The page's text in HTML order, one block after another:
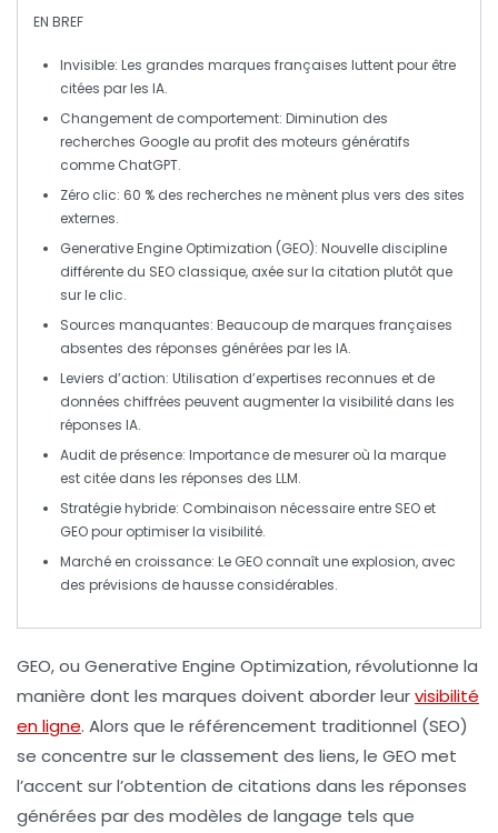
EN BREF
Invisible: Les grandes marques françaises luttent pour être
citées par les IA.
Changement de comportement: Diminution des
recherches Google au profit des moteurs génératifs
comme ChatGPT.
Zéro clic: 60 % des recherches ne mènent plus vers des sites
externes.
Generative Engine Optimization (GEO): Nouvelle discipline
différente du SEO classique, axée sur la citation plutôt que
sur le clic.
Sources manquantes: Beaucoup de marques françaises
absentes des réponses générées par les IA.
Leviers d’action: Utilisation d’expertises reconnues et de
données chiffrées peuvent augmenter la visibilité dans les
réponses IA.
Audit de présence: Importance de mesurer où la marque
est citée dans les réponses des LLM.
Stratégie hybride: Combinaison nécessaire entre SEO et
GEO pour optimiser la visibilité.
Marché en croissance: Le GEO connaît une explosion, avec
des prévisions de hausse considérables.
GEO, ou Generative Engine Optimization, révolutionne la
manière dont les marques doivent aborder leurvisibilité
en ligne. Alors que le référencement traditionnel (SEO)
se concentre sur le classement des liens, le GEO met
l’accent sur l’obtention de citations dans les réponses
générées par des modèles de langage tels que